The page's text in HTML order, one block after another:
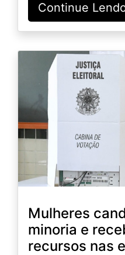
Continue
Mulheres
minoria e
recursos nas